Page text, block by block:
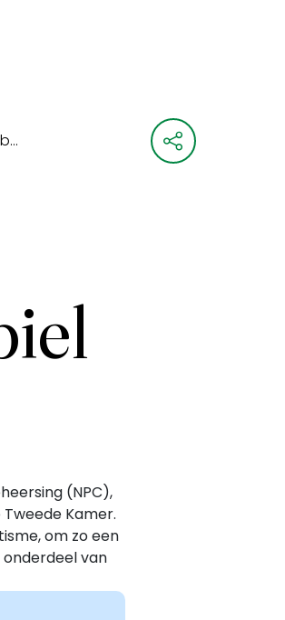
NPC zet in op cyber(security) en mobiel banditisme
(NPC),
Kamer.
om zo een
van